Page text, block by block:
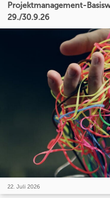
Projektmanagement-
29./30.9.26
22. Juli 2026